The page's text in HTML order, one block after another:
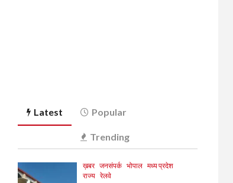
Latest Popular
Trending
ख़बर जनसंपर्क भोपाल मध्य प्रदेश
राज्य रेलवे